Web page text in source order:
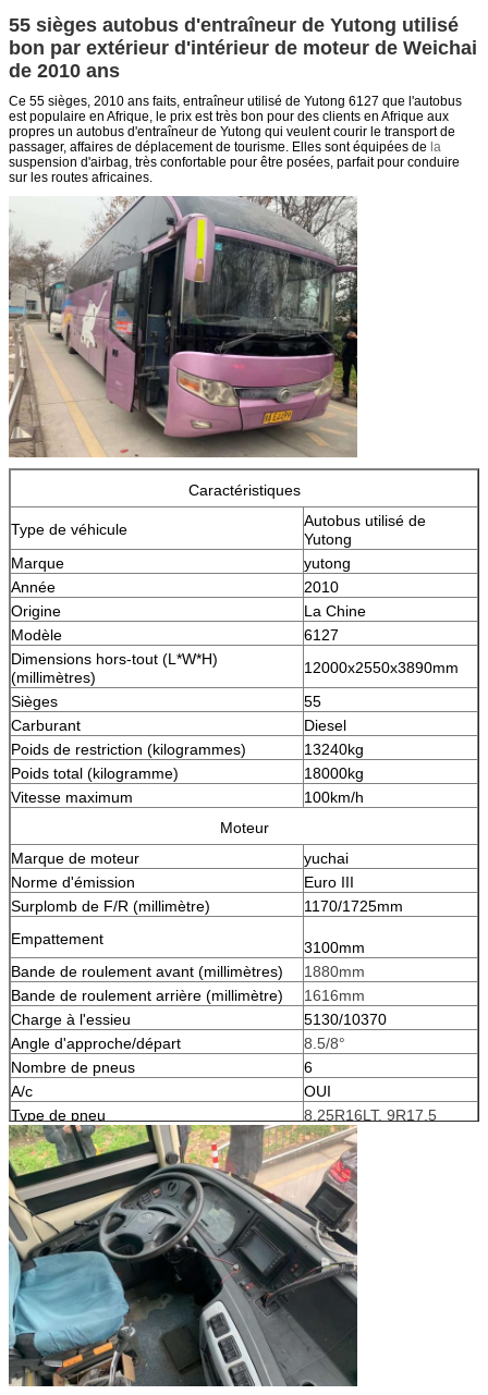
55 sièges autobus d'entraîneur de Yutong utilisé
bon par extérieur d'intérieur de moteur de Weichai
de 2010 ans
Ce 55 sièges, 2010 ans faits, entraîneur utilisé de Yutong 6127 que l'autobus
est populaire en Afrique, le prix est très bon pour des clients en Afrique aux
propres un autobus d'entraîneur de Yutong qui veulent courir le transport de
passager, affaires de déplacement de tourisme. Elles sont équipées de la
suspension d'airbag, très confortable pour être posées, parfait pour conduire
sur les routes africaines.
Caractéristiques
Type de véhicule
Autobus utilisé de
Yutong
Marque
yutong
Année
2010
Origine
La Chine
Modèle
6127
Dimensions hors-tout (L*W*H)
(millimètres)
12000x2550x3890mm
Sièges
55
Carburant
Diesel
Poids de restriction (kilogrammes)
13240kg
Poids total (kilogramme)
18000kg
Vitesse maximum
100km/h
Moteur
Marque de moteur
yuchai
Norme d'émission
Euro III
Surplomb de F/R (millimètre)
1170/1725mm
Empattement
3100mm
Bande de roulement avant (millimètres)
1880mm
Bande de roulement arrière (millimètre)
1616mm
Charge à l'essieu
5130/10370
Angle d'approche/départ
8.5/8°
Nombre de pneus
6
A/c
OUI
Type de pneu
8.25R16LT, 9R17.5